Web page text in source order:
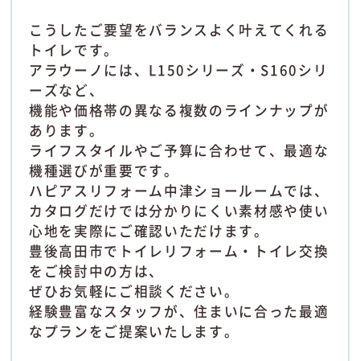
こうしたご要望をバランスよく叶えてくれる
トイレです。
アラウーノには、L150シリーズ・S160シリ
ーズなど、
機能や価格帯の異なる複数のラインナップが
あります。
ライフスタイルやご予算に合わせて、最適な
機種選びが重要です。
ハピアスリフォーム中津ショールームでは、
カタログだけでは分かりにくい素材感や使い
心地を実際にご確認いただけます。
豊後高田市でトイレリフォーム・トイレ交換
をご検討中の方は、
ぜひお気軽にご相談ください。
経験豊富なスタッフが、住まいに合った最適
なプランをご提案いたします。